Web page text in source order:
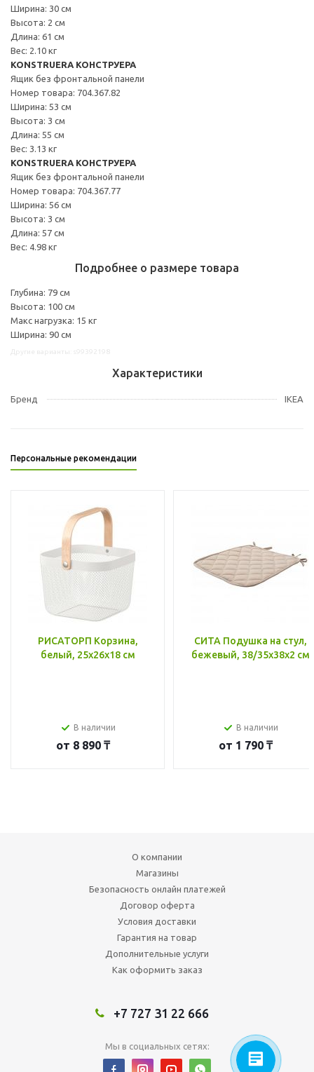
Ширина: 30 см
Высота: 2 см
Длина: 61 см
Вес: 2.10 кг
KONSTRUERA КОНСТРУЕРА
Ящик без фронтальной панели
Номер товара: 704.367.82
Ширина: 53 см
Высота: 3 см
Длина: 55 см
Вес: 3.13 кг
KONSTRUERA КОНСТРУЕРА
Ящик без фронтальной панели
Номер товара: 704.367.77
Ширина: 56 см
Высота: 3 см
Длина: 57 см
Вес: 4.98 кг
Подробнее о размере товара
Глубина: 79 см
Высота: 100 см
Макс нагрузка: 15 кг
Ширина: 90 см
Характеристики
Бренд IKEA
Персональные рекомендации
РИСАТОРП Корзина,
белый, 25x26x18 см
В наличии
от 8 890 ₸
СИТА Подушка на стул,
бежевый, 38/35x38x2 см
В наличии
от 1 790 ₸
О компании
Магазины
Безопасность онлайн платежей
Договор оферта
Условия доставки
Гарантия на товар
Дополнительные услуги
Как оформить заказ
+7 727 31 22 666
Мы в социальных сетях: